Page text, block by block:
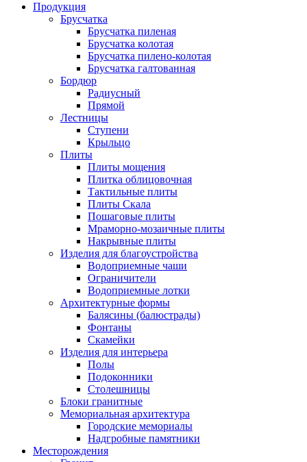
Продукция
Брусчатка
Брусчатка пиленая
Брусчатка колотая
Брусчатка пилено-колотая
Брусчатка галтованная
Бордюр
Радиусный
Прямой
Лестницы
Ступени
Крыльцо
Плиты
Плиты мощения
Плитка облицовочная
Тактильные плиты
Плиты Скала
Пошаговые плиты
Мраморно-мозаичные плиты
Накрывные плиты
Изделия для благоустройства
Водоприемные чаши
Ограничители
Водоприемные лотки
Архитектурные формы
Балясины (балюстрады)
Фонтаны
Скамейки
Изделия для интерьера
Полы
Подоконники
Столешницы
Блоки гранитные
Мемориальная архитектура
Городские мемориалы
Надгробные памятники
Месторождения